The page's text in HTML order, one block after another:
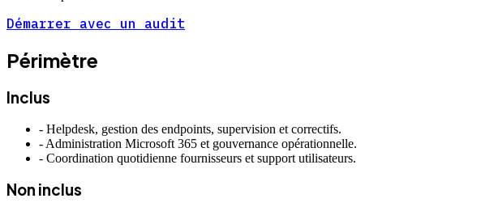
Démarrer avec un audit
Périmètre
Inclus
- Helpdesk, gestion des endpoints, supervision et correctifs.
- Administration Microsoft 365 et gouvernance opérationnelle.
- Coordination quotidienne fournisseurs et support utilisateurs.
Non inclus